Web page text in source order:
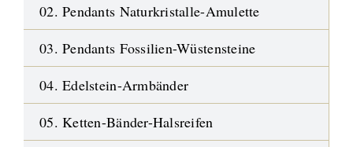
02. Pendants Naturkristalle-Amulette
03. Pendants Fossilien-Wüstensteine
04. Edelstein-Armbänder
05. Ketten-Bänder-Halsreifen